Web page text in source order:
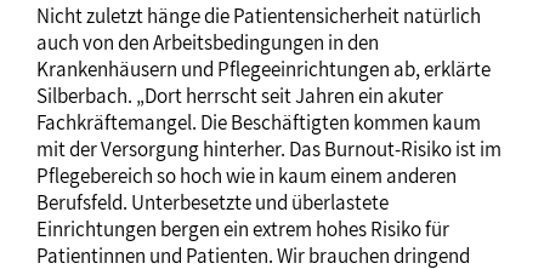
Nicht zuletzt hänge die Patientensicherheit natürlich
auch von den Arbeitsbedingungen in den
Krankenhäusern und Pflegeeinrichtungen ab, erklärte
Silberbach. „Dort herrscht seit Jahren ein akuter
Fachkräftemangel. Die Beschäftigten kommen kaum
mit der Versorgung hinterher. Das Burnout-Risiko ist im
Pflegebereich so hoch wie in kaum einem anderen
Berufsfeld. Unterbesetzte und überlastete
Einrichtungen bergen ein extrem hohes Risiko für
Patientinnen und Patienten. Wir brauchen dringend